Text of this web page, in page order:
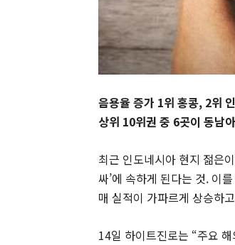
음용율 증가 1위 홍콩, 2위
상위 10위권 중 6곳이 동남
최근 인도네시아 현지 젊은
싸’에 속하게 된다는 것. 이
매 실적이 가파르게 상승하
14일 하이트진로는 “주요